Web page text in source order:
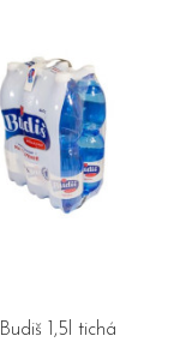
Budiš 1,5l tichá